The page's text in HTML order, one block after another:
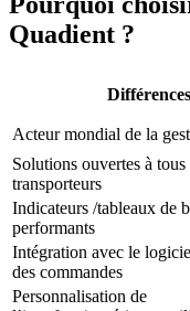
Quadient ?
Différences
Acteur mondial de la
Solutions ouvertes à tous
transporteurs
Indicateurs /tableaux de
performants
Intégration avec le
des commandes
Personnalisation de